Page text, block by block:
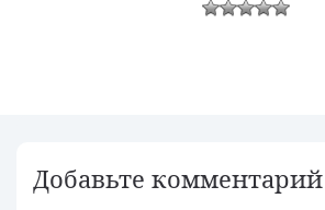
Добавьте комментарий